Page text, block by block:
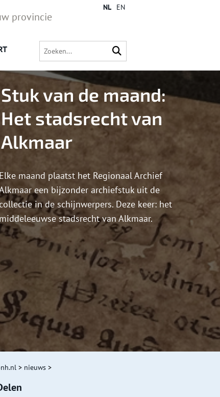
provincie
NL EN
Stuk van de maand:
Het stadsrecht van
Alkmaar
Elke maand plaatst het Regionaal Archief
een bijzonder archiefstuk uit de
collectie in de schijnwerpers. Deze keer: het
middeleeuwse stadsrecht van Alkmaar.
> nieuws >